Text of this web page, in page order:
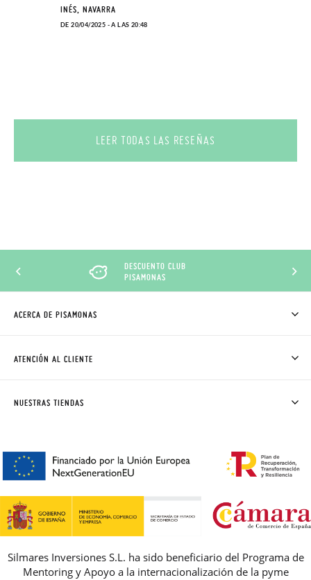
INÉS, NAVARRA
DE 20/04/2025 - A LAS 20:48
LEER TODAS LAS RESEÑAS
DESCUENTO CLUB
PISAMONAS
ACERCA DE PISAMONAS
CÓMO COMPRAR
AVISO LEGAL, PRIVACIDAD Y COOKIES
REBAJAS
ATENCIÓN AL CLIENTE
PREGUNTAS FRECUENTES
NUESTRAS TIENDAS
Silmares Inversiones S.L. ha sido beneficiario del Programa de
Mentoring y Apoyo a la internacionalización de la pyme